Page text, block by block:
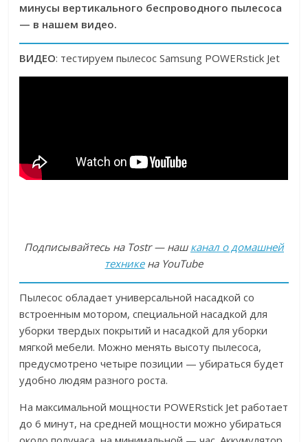
минусы вертикального беспроводного пылесоса
— в нашем видео.
ВИДЕО: тестируем пылесос Samsung POWERstick Jet
Подписывайтесь на Tostr — наш канал о домашней
техникена YouTube
Пылесос обладает универсальной насадкой со
встроенным мотором, специальной насадкой для
уборки твердых покрытий и насадкой для уборки
мягкой мебели. Можно менять высоту пылесоса,
предусмотрено четыре позиции — убираться будет
удобно людям разного роста.
На максимальной мощности POWERstick Jet работает
до 6 минут, на средней мощности можно убираться